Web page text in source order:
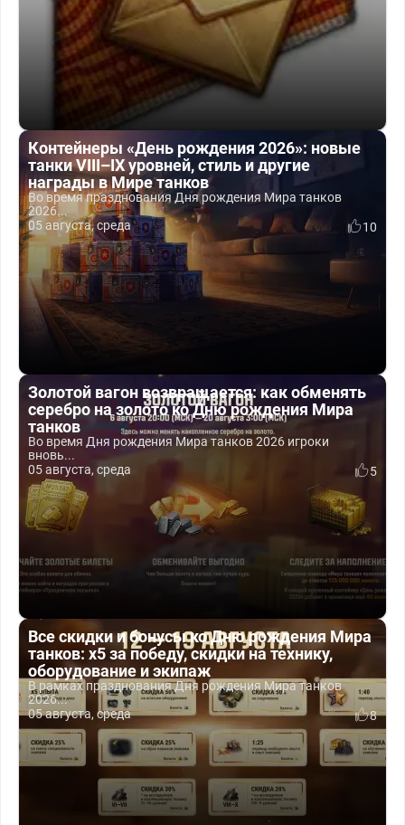
Контейнеры «День рождения 2026»: новые
танки VIII–IX уровней, стиль и другие
награды в Мире танков
Во время празднования Дня рождения Мира танков
2026...
05 августа, среда
10
Золотой вагон возвращается: как обменять
серебро на золото ко Дню рождения Мира
танков
Во время Дня рождения Мира танков 2026 игроки
вновь...
05 августа, среда
5
Все скидки и бонусы ко Дню рождения Мира
танков: x5 за победу, скидки на технику,
оборудование и экипаж
В рамках празднования Дня рождения Мира танков
2026...
05 августа, среда
8